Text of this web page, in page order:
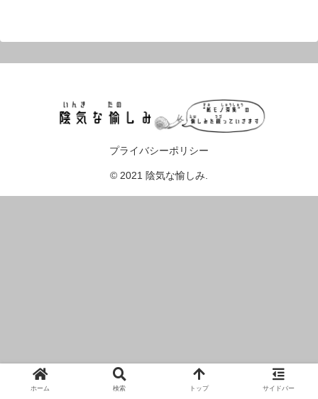
プライバシーポリシー
© 2021 陰気な愉しみ.
ホーム 検索 トップ サイドバー